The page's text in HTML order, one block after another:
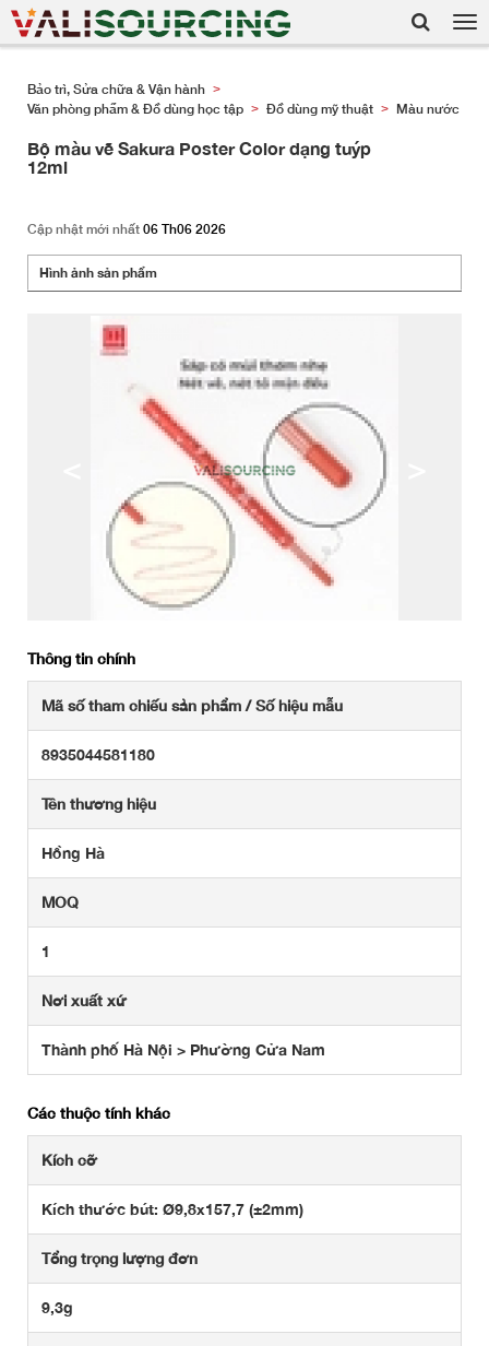
Bảo trì, Sửa chữa & Vận hành >
Văn phòng phẩm & Đồ dùng học tập > Đồ dùng mỹ thuật > Màu nước
Bộ màu vẽ Sakura Poster Color dạng tuýp
12ml
Cập nhật mới nhất 06 Th06 2026
Hình ảnh sản phẩm
Thông tin chính
Mã số tham chiếu sản phẩm / Số hiệu mẫu
8935044581180
Tên thương hiệu
Hồng Hà
MOQ
1
Nơi xuất xứ
Thành phố Hà Nội > Phường Cửa Nam
Các thuộc tính khác
Kích cỡ
Kích thước bút: Ø9,8x157,7 (±2mm)
Tổng trọng lượng đơn
9,3g